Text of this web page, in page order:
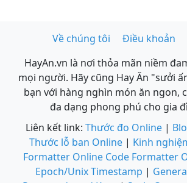
Về chúng tôi Điều khoản
HayAn.vn là nơi thỏa mãn niềm
mọi người. Hãy cũng Hay Ăn "sưởi
bạn với hàng nghìn món ăn ngon,
đa dạng phong phú cho gia
Liên kết link: Thước đo Online |
Thước lỗ ban Online| Kinh
Formatter Online Code Formatter
Epoch/Unix Timestamp |